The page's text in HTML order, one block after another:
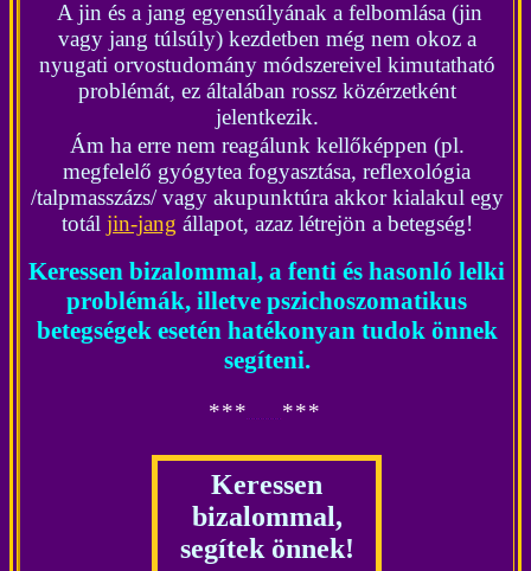
A jin és a jang egyensúlyának a felbomlása (jin
vagy jang túlsúly) kezdetben még nem okoz a
nyugati orvostudomány módszereivel kimutatható
problémát, ez általában rossz közérzetként
jelentkezik.
Ám ha erre nem reagálunk kellőképpen (pl.
megfelelő gyógytea fogyasztása, reflexológia
/talpmasszázs/ vagy akupunktúra akkor kialakul egy
totál jin-jang állapot, azaz létrejön a betegség!
Keressen bizalommal, a fenti és hasonló lelki
problémák, illetve pszichoszomatikus
betegségek esetén hatékonyan tudok önnek
segíteni.
*** ***
Keressen
bizalommal,
segítek önnek!